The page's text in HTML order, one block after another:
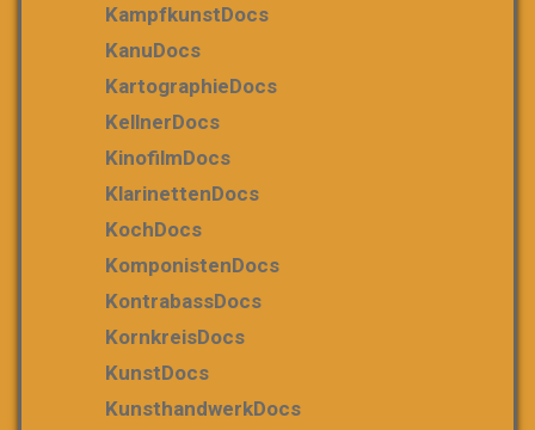
KampfkunstDocs
KanuDocs
KartographieDocs
KellnerDocs
KinofilmDocs
KlarinettenDocs
KochDocs
KomponistenDocs
KontrabassDocs
KornkreisDocs
KunstDocs
KunsthandwerkDocs